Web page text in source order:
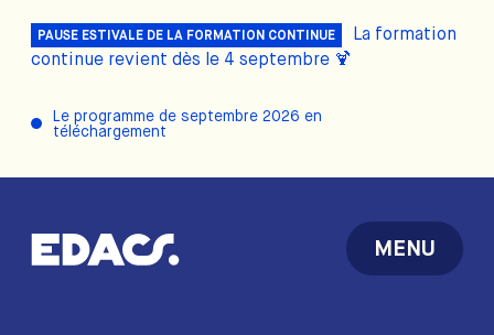
PAUSE ESTIVALE DE LA FORMATION CONTINUE
La formation
continue revient dès le 4 septembre 🍹
Le programme de septembre 2026 en
téléchargement
MENU